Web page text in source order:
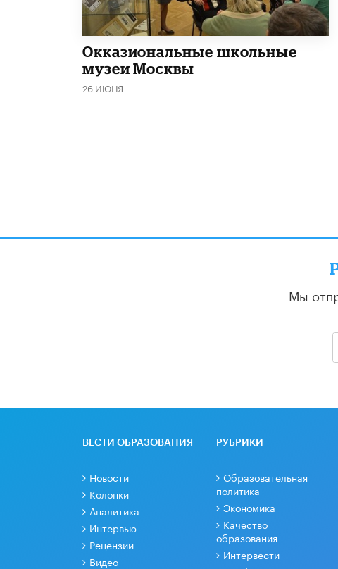
​Окказиональные школьные
музеи Москвы
26 ИЮНЯ
Мы
ВЕСТИ ОБРАЗОВАНИЯ
Новости
Колонки
Аналитика
Интервью
Рецензии
Видео
РУБРИКИ
Образовательная
политика
Экономика
Качество
образования
Интервести